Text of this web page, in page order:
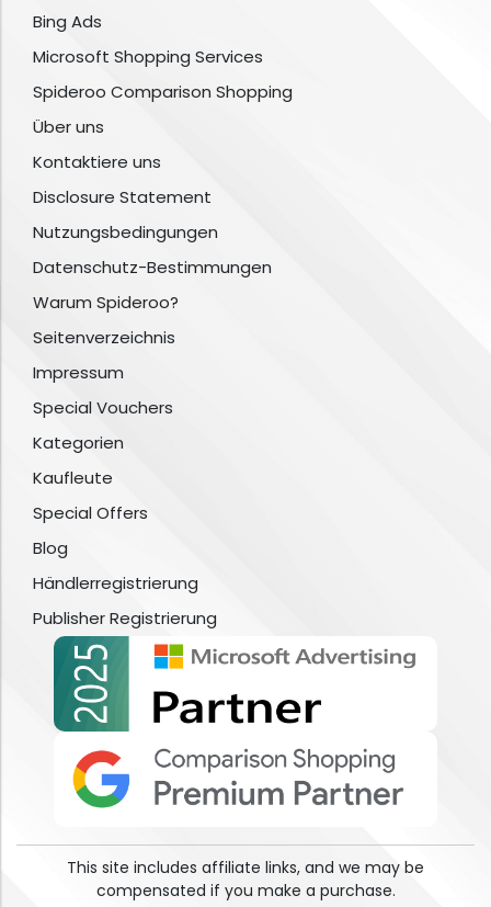
Bing Ads
Microsoft Shopping Services
Spideroo Comparison Shopping
Über uns
Kontaktiere uns
Disclosure Statement
Nutzungsbedingungen
Datenschutz-Bestimmungen
Warum Spideroo?
Seitenverzeichnis
Impressum
Special Vouchers
Kategorien
Kaufleute
Special Offers
Blog
Händlerregistrierung
Publisher Registrierung
This site includes affiliate links, and we may be
compensated if you make a purchase.